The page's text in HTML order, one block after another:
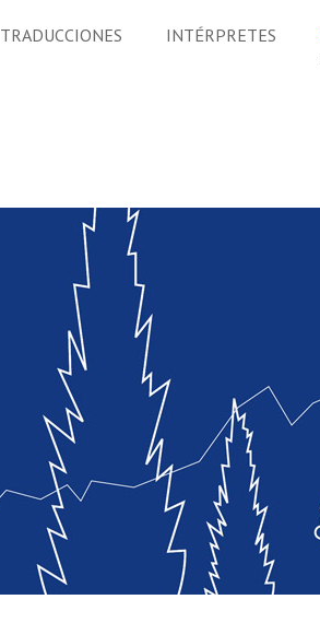
TRADUCCIONES INTÉRPRETES